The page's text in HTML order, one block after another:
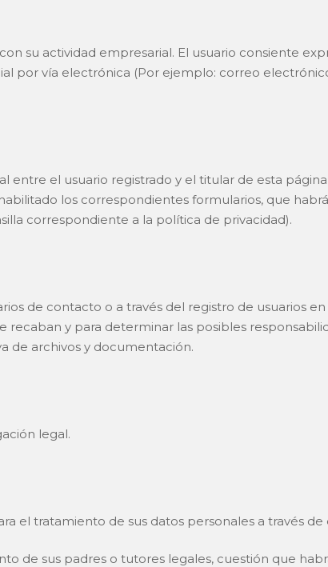
su actividad empresarial. El usuario consiente
por vía electrónica (Por ejemplo: correo
el usuario registrado y el titular de esta
los correspondientes formularios, que
correspondiente a la política de privacidad).
de contacto o a través del registro de usuarios
y para determinar las posibles
de archivos y documentación.
legal.
el tratamiento de sus datos personales a través de
de sus padres o tutores legales, cuestión que